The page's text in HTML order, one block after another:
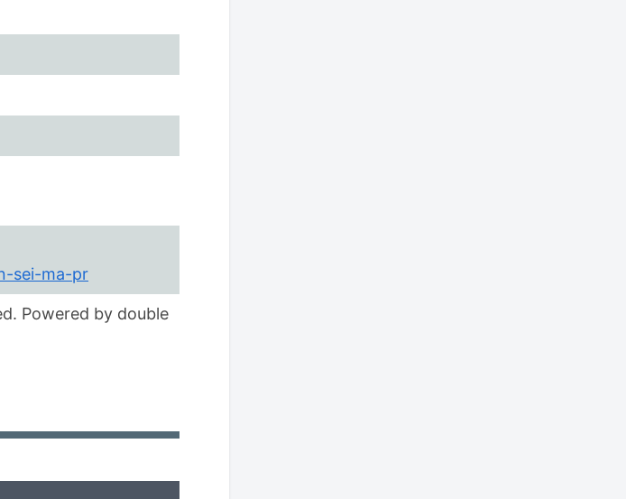
sei-ma-pr
Powered by double